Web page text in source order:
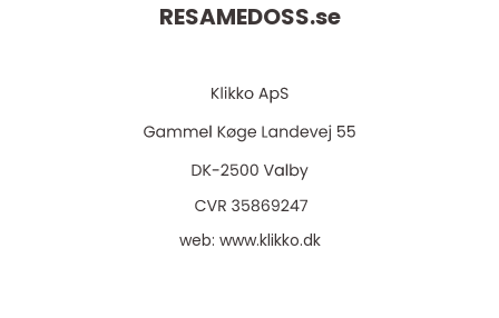
RESAMEDOSS.se
web: www.klikko.dk